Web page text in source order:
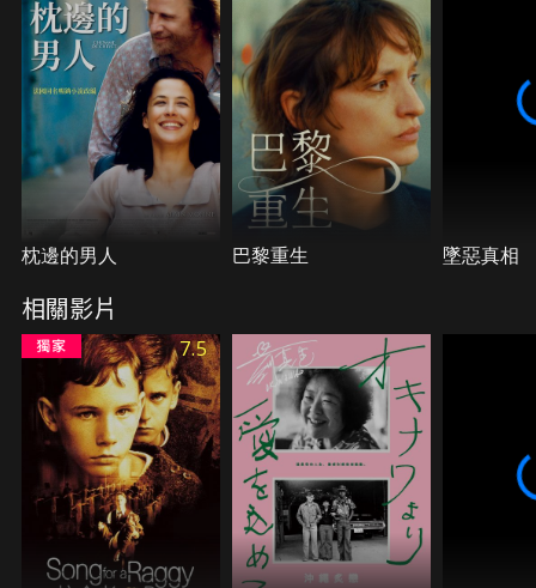
枕邊的男人 巴黎重生 墜惡真相
相關影片
7.5